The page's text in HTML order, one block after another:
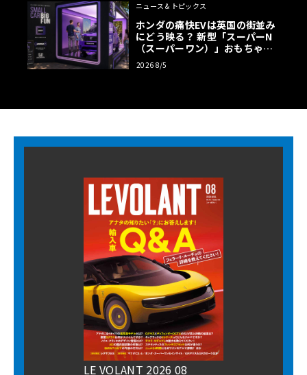
ニュース＆トピックス
ホンダの痛快EVは英国の街並み
にどう映る？ 新型「スーパーN
（スーパーワン）」おもちゃ箱
ツアーの全貌
2026 8/5
LE VOLANT 2026 08